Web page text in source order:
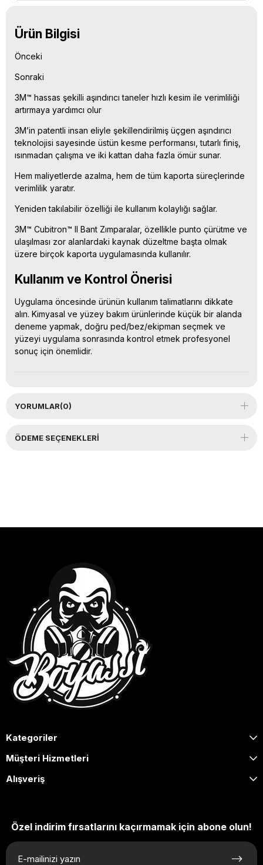
Ürün Bilgisi
Önceki
Sonraki
3M™ hassas şekilli aşındırıcı taneler hızlı kesim ile verimliliği
artırmaya yardımcı olur
3M’in patentli insan eliyle şekillendirilmiş üçgen aşındırıcı
teknolojisi sayesinde üstün kesme performansı, tutarlı finiş,
ısınmadan çalışma ve iki kattan daha fazla ömür sunar.
Hem maliyetlerde azalma, hem de tüm kaporta süreçlerinde
verimlilik yaratır.
Yeniden takılabilir özelliği ile kullanım kolaylığı sağlar.
3M™ Cubitron™ II Bant Zımparalar, özellikle punto çürütme ve
ulaşılması zor alanlardaki kaynak düzeltme başta olmak
üzere birçok kaporta uygulamasında kullanılır.
Kullanım ve Kontrol Önerisi
Uygulama öncesinde ürünün kullanım talimatlarını dikkate
alın. Kimyasal ve yüzey bakım ürünlerinde küçük bir alanda
deneme yapmak, doğru ped/bez/ekipman seçmek ve
yüzeyi uygulama sonrasında kontrol etmek profesyonel
sonuç için önemlidir.
YORUMLAR(0)
ÖDEME SEÇENEKLERI
Kategoriler
Müşteri Hizmetleri
Alışveriş
Özel indirim fırsatlarını kaçırmamak için abone olun!